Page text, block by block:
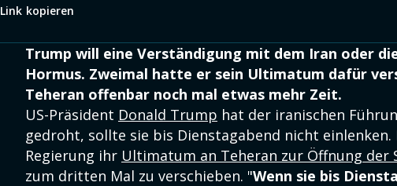
Link kopieren
Trump will eine Verständigung mit dem Iran oder
Hormus. Zweimal hatte er sein Ultimatum dafür
Teheran offenbar noch mal etwas mehr Zeit.
US-Präsident Donald Trump hat der iranischen
gedroht, sollte sie bis Dienstagabend nicht einlenken.
Regierung ihr Ultimatum an Teheran zur Öffnung der
zum dritten Mal zu verschieben. "Wenn sie bis